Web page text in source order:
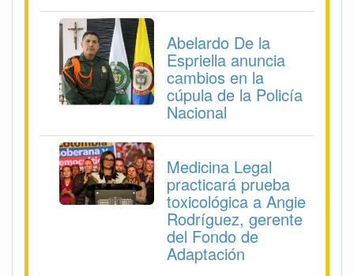
Abelardo De la
Espriella anuncia
cambios en la
cúpula de la Policía
Nacional
Medicina Legal
practicará prueba
toxicológica a Angie
Rodríguez, gerente
del Fondo de
Adaptación